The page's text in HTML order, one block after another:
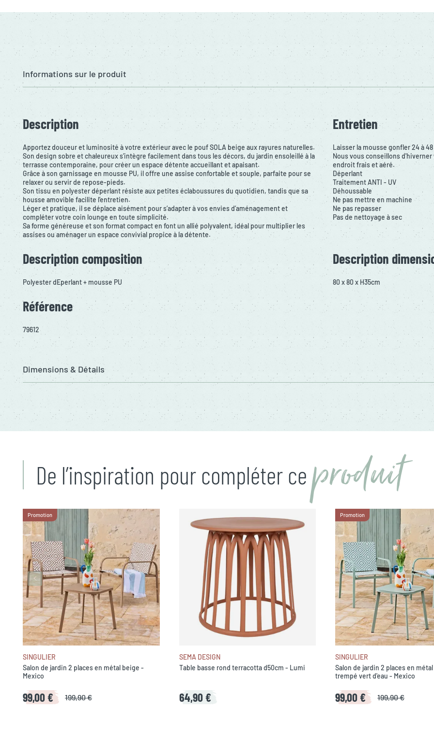
Informations sur le produit
Description
Apportez douceur et luminosité à votre extérieur avec le pouf SOLA beige aux rayures naturelles.
Son design sobre et chaleureux s’intègre facilement dans tous les décors, du jardin ensoleillé à la
terrasse contemporaine, pour créer un espace détente accueillant et apaisant.
Grâce à son garnissage en mousse PU, il offre une assise confortable et souple, parfaite pour se
relaxer ou servir de repose-pieds.
Son tissu en polyester déperlant résiste aux petites éclaboussures du quotidien, tandis que sa
housse amovible facilite l’entretien.
Léger et pratique, il se déplace aisément pour s’adapter à vos envies d’aménagement et
compléter votre coin lounge en toute simplicité.
Sa forme généreuse et son format compact en font un allié polyvalent, idéal pour multiplier les
assises ou aménager un espace convivial propice à la détente.
Entretien
Laisser la mousse gonfler 24 à
Nous vous conseillons
endroit frais et aéré.
Déperlant
Traitement ANTI - UV
Déhoussable
Ne pas mettre en machine
Ne pas repasser
Pas de nettoyage à sec
Description composition
Polyester dEperlant + mousse PU
Description
80 x 80 x H35cm
Référence
79612
Dimensions & Détails
De l’inspiration pour compléter ce produit
Promotion
SINGULIER
Salon de jardin 2 places en métal beige -
Mexico
99,00 € 199,90 €
SEMA DESIGN
Table basse rond terracotta d50cm - Lumi
64,90 €
Promotion
SINGULIER
Salon de jardin 2 places en
trempé vert d'eau - Mexico
99,00 € 199,90 €